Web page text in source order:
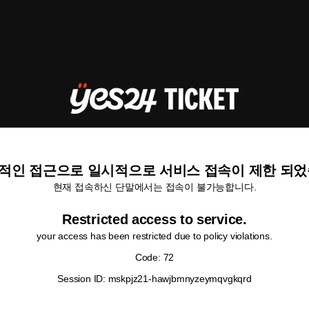
인 접근으로 일시적으로 서비스 접속이 제한 되
현재 접속하신 단말에서는 접속이 불가능합니다.
Restricted access to service.
your access has been restricted due to policy violations.
Code: 72
Session ID: mskpjz21-hawjbmnyzeymqvgkqrd